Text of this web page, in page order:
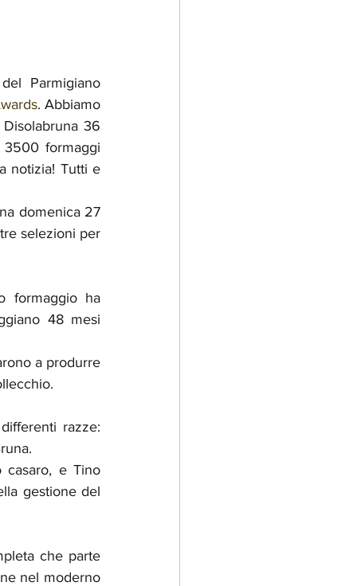
Parmigiano
. Abbiamo
36
3500 formaggi
notizia! Tutti e
domenica 27
selezioni per
formaggio ha
48 mesi
a produrre
razze:
casaro, e Tino
gestione del
che parte
nel moderno